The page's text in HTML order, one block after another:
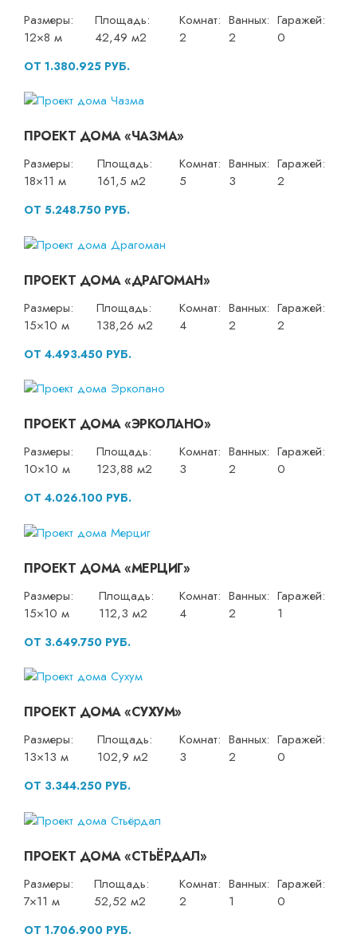
Размеры:
12×8 м
Площадь:
42,49 м2
Комнат:
2
Ванных:
2
Гаражей:
0
ОТ 1.380.925 РУБ.
ПРОЕКТ ДОМА «ЧАЗМА»
Размеры:
18×11 м
Площадь:
161,5 м2
Комнат:
5
Ванных:
3
Гаражей:
2
ОТ 5.248.750 РУБ.
ПРОЕКТ ДОМА «ДРАГОМАН»
Размеры:
15×10 м
Площадь:
138,26 м2
Комнат:
4
Ванных:
2
Гаражей:
2
ОТ 4.493.450 РУБ.
ПРОЕКТ ДОМА «ЭРКОЛАНО»
Размеры:
10×10 м
Площадь:
123,88 м2
Комнат:
3
Ванных:
2
Гаражей:
0
ОТ 4.026.100 РУБ.
ПРОЕКТ ДОМА «МЕРЦИГ»
Размеры:
15×10 м
Площадь:
112,3 м2
Комнат:
4
Ванных:
2
Гаражей:
1
ОТ 3.649.750 РУБ.
ПРОЕКТ ДОМА «СУХУМ»
Размеры:
13×13 м
Площадь:
102,9 м2
Комнат:
3
Ванных:
2
Гаражей:
0
ОТ 3.344.250 РУБ.
ПРОЕКТ ДОМА «СТЬЁРДАЛ»
Размеры:
7×11 м
Площадь:
52,52 м2
Комнат:
2
Ванных:
1
Гаражей:
0
ОТ 1.706.900 РУБ.